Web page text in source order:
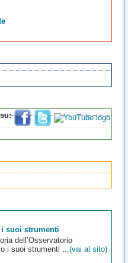
i suoi strumenti
dell’Osservatorio
i suoi strumenti ...(vai al sito)